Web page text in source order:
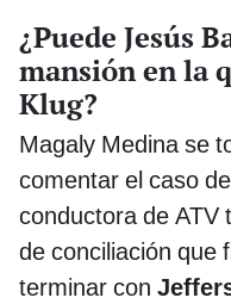
¿Puede Jesús
mansión en la
Klug?
Magaly Medina se
comentar el caso de
conductora de ATV
de conciliación que
terminar con